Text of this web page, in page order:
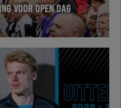
VOOR OPEN DAG